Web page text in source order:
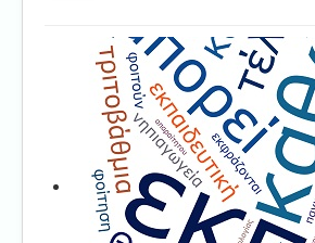
Αρχική
Τμήμα Α'
Τμήμα Β'
Τμήμα Γ'
Τμήμα Δ'